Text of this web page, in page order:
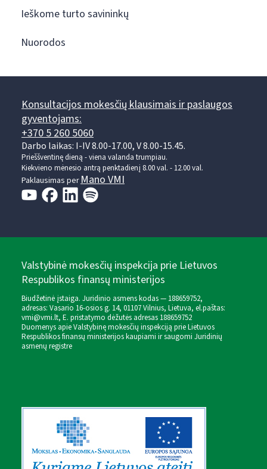
Ieškome turto savininkų
Nuorodos
Konsultacijos mokesčių klausimais ir paslaugos
gyventojams:
+370 5 260 5060
Darbo laikas: I-IV 8.00-17.00, V 8.00-15.45.
Prieššventinę dieną - viena valanda trumpiau.
Kiekvieno mėnesio antrą penktadienį 8.00 val. - 12.00 val.
Paklausimas perMano VMI
Valstybinė mokesčių inspekcija prie Lietuvos
Respublikos finansų ministerijos
Biudžetinė įstaiga. Juridinio asmens kodas — 188659752,
adresas: Vasario 16-osios g. 14, 01107 Vilnius, Lietuva, el.paštas:
vmi@vmi.lt, E. pristatymo dėžutės adresas 188659752
Duomenys apie Valstybinę mokesčių inspekciją prie Lietuvos
Respublikos finansų ministerijos kaupiami ir saugomi Juridinių
asmenų registre